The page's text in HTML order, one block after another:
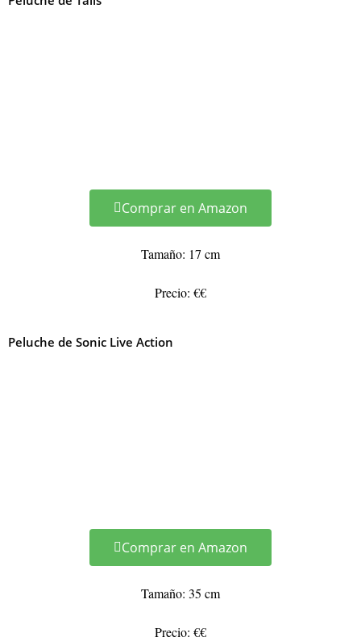
Comprar en Amazon
Tamaño: 17 cm
Precio: €€
Peluche de Sonic Live Action
Comprar en Amazon
Tamaño: 35 cm
Precio: €€